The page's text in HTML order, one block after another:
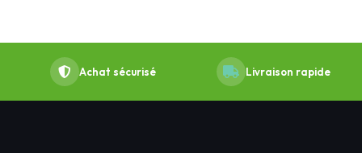
Achat sécurisé Livraison rapide